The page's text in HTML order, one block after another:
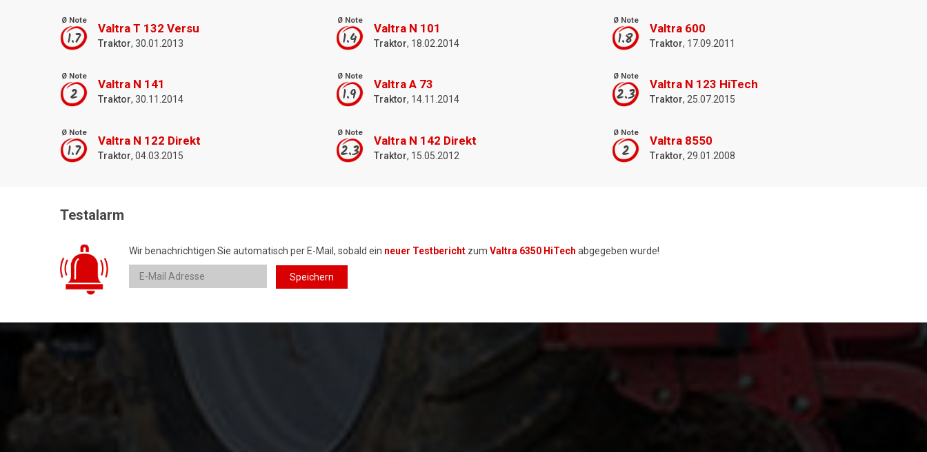
Ø Note
1.7
Valtra T 132 Versu
Traktor, 30.01.2013
Ø Note
1.4
Valtra N 101
Traktor, 18.02.2014
Ø Note
1.8
Valtra 600
Traktor, 17.09.2011
Ø Note
2
Valtra N 141
Traktor, 30.11.2014
Ø Note
1.9
Valtra A 73
Traktor, 14.11.2014
Ø Note
2.3
Valtra N 123 HiTech
Traktor, 25.07.2015
Ø Note
1.7
Valtra N 122 Direkt
Traktor, 04.03.2015
Ø Note
2.3
Valtra N 142 Direkt
Traktor, 15.05.2012
Ø Note
2
Valtra 8550
Traktor, 29.01.2008
Testalarm
Wir benachrichtigen Sie automatisch per E-Mail, sobald ein neuer Testbericht zum Valtra 6350 HiTech abgegeben wurde!
Speichern